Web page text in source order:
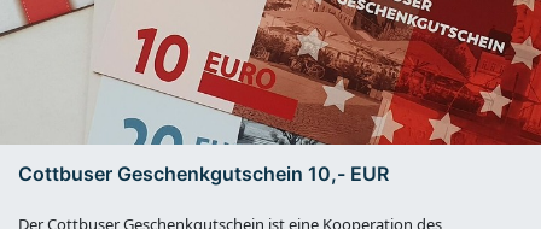
Cottbuser Geschenkgutschein 10,- EUR
Der Cottbuser Geschenkgutschein ist eine Kooperation des